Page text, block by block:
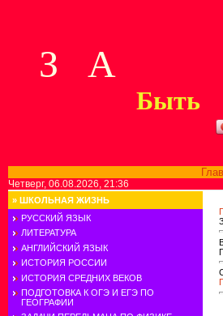
З А
Быть
Четверг, 06.08.2026, 21:36
» ШКОЛЬНАЯ ЖИЗНЬ
РУССКИЙ ЯЗЫК
ЛИТЕРАТУРА
АНГЛИЙСКИЙ ЯЗЫК
ИСТОРИЯ РОССИИ
ИСТОРИЯ СРЕДНИХ ВЕКОВ
ПОДГОТОВКА К ОГЭ И ЕГЭ ПО
ГЕОГРАФИИ